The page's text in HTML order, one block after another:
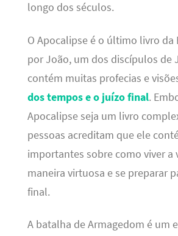
longo dos séculos.
O Apocalipse é o último livro da
por João, um dos discípulos de
contém muitas profecias e
dos tempos e o juízo final.
Apocalipse seja um livro
pessoas acreditam que ele
importantes sobre como viver a
maneira virtuosa e se preparar
final.
A batalha de Armagedom é um